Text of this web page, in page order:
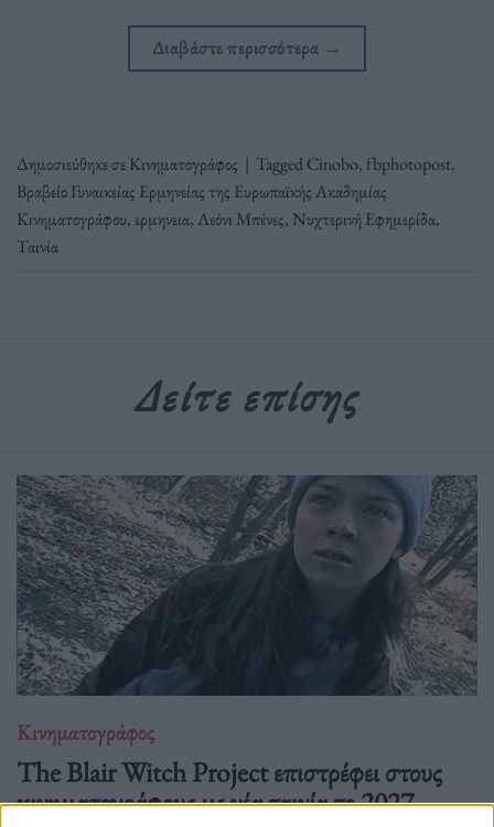
Διαβάστε περισσότερα →
Δημοσιεύθηκε σεΚινηματογράφος | TaggedCinobo, fbphotopost,
Βραβείο Γυναικείας Ερμηνείας της Ευρωπαϊκής Ακαδημίας
Κινηματογράφου, ερμηνεια,Λεόνι Μπένες, Νυχτερινή Εφημερίδα,
Ταινία
Δείτε επίσης
Κινηματογράφος
The Blair Witch Project επιστρέφει στους
κινηματογράφους με νέα ταινία το 2027